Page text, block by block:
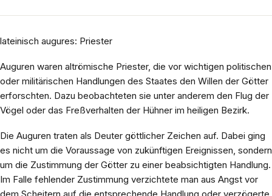
lateinisch augures: Priester
Auguren waren altrömische Priester, die vor wichtigen politischen
oder militärischen Handlungen des Staates den Willen der Götter
erforschten. Dazu beobachteten sie unter anderem den Flug der
Vögel oder das Freßverhalten der Hühner im heiligen Bezirk.
Die Auguren traten als Deuter göttlicher Zeichen auf. Dabei ging
es nicht um die Voraussage von zukünftigen Ereignissen, sondern
um die Zustimmung der Götter zu einer beabsichtigten Handlung.
Im Falle fehlender Zustimmung verzichtete man aus Angst vor